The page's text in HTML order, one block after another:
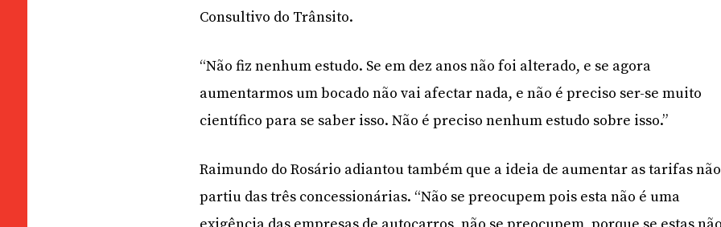
Consultivo do Trânsito.
“Não fiz nenhum estudo. Se em dez anos não foi alterado, e se agora
aumentarmos um bocado não vai afectar nada, e não é preciso ser-se muito
científico para se saber isso. Não é preciso nenhum estudo sobre isso.”
Raimundo do Rosário adiantou também que a ideia de aumentar as tarifas não
partiu das três concessionárias. “Não se preocupem pois esta não é uma